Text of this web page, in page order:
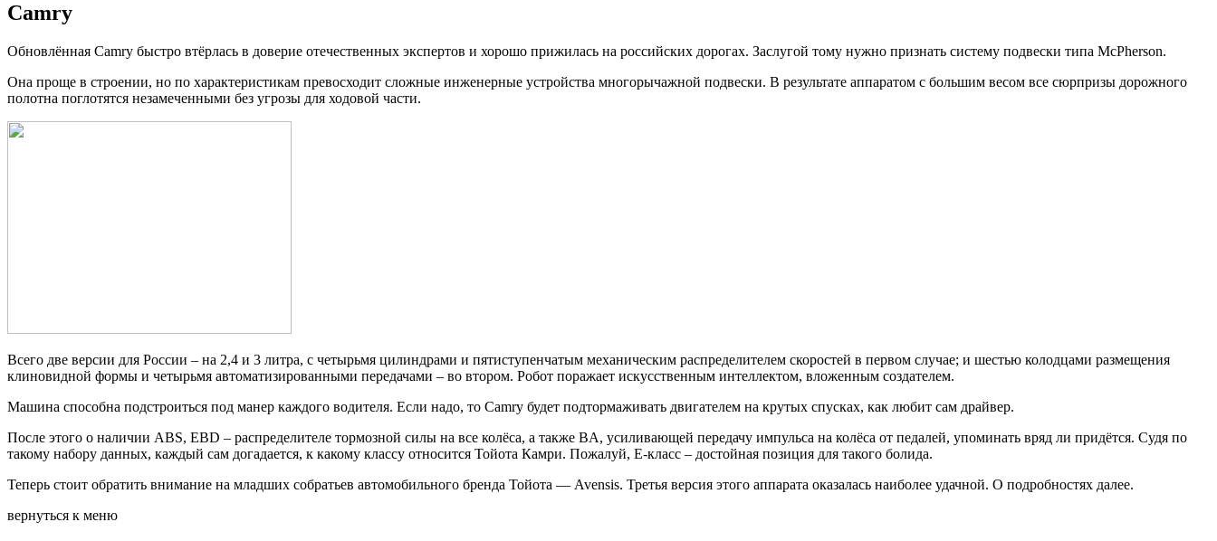
Camry
Обновлённая Camry быстро втёрлась в доверие отечественных экспертов и хорошо прижилась на российских дорогах. Заслугой тому нужно признать систему подвески типа McPherson.
Она проще в строении, но по характеристикам превосходит сложные инженерные устройства многорычажной подвески. В результате аппаратом с большим весом все сюрпризы дорожного
полотна поглотятся незамеченными без угрозы для ходовой части.
Всего две версии для России – на 2,4 и 3 литра, с четырьмя цилиндрами и пятиступенчатым механическим распределителем скоростей в первом случае; и шестью колодцами размещения
клиновидной формы и четырьмя автоматизированными передачами – во втором. Робот поражает искусственным интеллектом, вложенным создателем.
Машина способна подстроиться под манер каждого водителя. Если надо, то Camry будет подтормаживать двигателем на крутых спусках, как любит сам драйвер.
После этого о наличии ABS, EBD – распределителе тормозной силы на все колёса, а также BA, усиливающей передачу импульса на колёса от педалей, упоминать вряд ли придётся. Судя по
такому набору данных, каждый сам догадается, к какому классу относится Тойота Камри. Пожалуй, Е-класс – достойная позиция для такого болида.
Теперь стоит обратить внимание на младших собратьев автомобильного бренда Тойота — Avensis. Третья версия этого аппарата оказалась наиболее удачной. О подробностях далее.
вернуться к меню